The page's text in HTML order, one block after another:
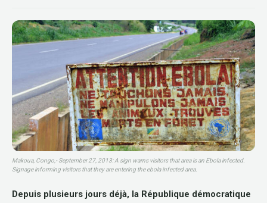
Makoua, Congo,- September 27, 2013: A sign warns visitors that area is an Ebola infected.
Signage informing visitors that they are entering the ebola infected area.
Depuis plusieurs jours déjà, la République démocratique